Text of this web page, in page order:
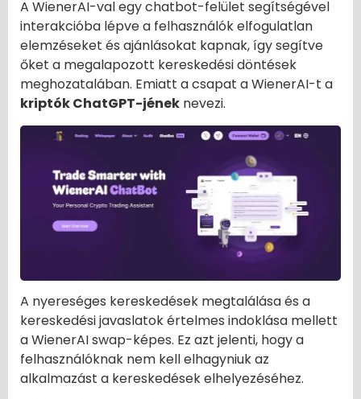
A WienerAI-val egy chatbot-felület segítségével
interakcióba lépve a felhasználók elfogulatlan
elemzéseket és ajánlásokat kapnak, így segítve
őket a megalapozott kereskedési döntések
meghozatalában. Emiatt a csapat a WienerAI-t a
kriptók ChatGPT-jének nevezi.
A nyereséges kereskedések megtalálása és a
kereskedési javaslatok értelmes indoklása mellett
a WienerAI swap-képes. Ez azt jelenti, hogy a
felhasználóknak nem kell elhagyniuk az
alkalmazást a kereskedések elhelyezéséhez.